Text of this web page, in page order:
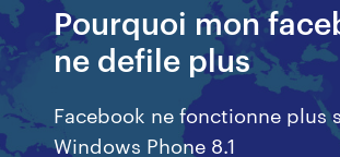
Pourquoi mon
ne defile plus
Facebook ne fonctionne plus
Windows Phone 8.1